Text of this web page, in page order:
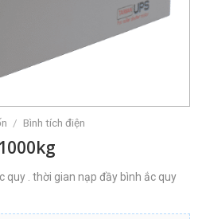
/ Bình tích điện
quy . thời gian nạp đầy bình ắc quy